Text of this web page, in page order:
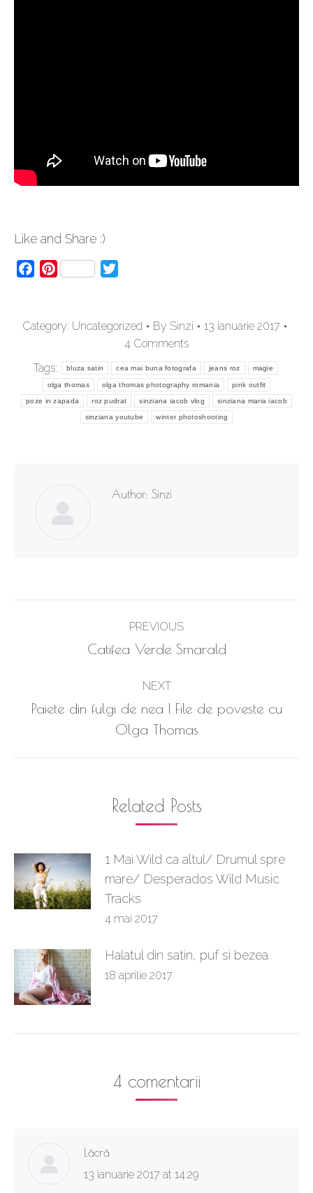
Like and Share :)
FacebookPinterest
Category: Uncategorized By Sinzi
13 ianuarie 2017
4 Comments
Tags:
bluza satin cea mai buna fotografa jeans roz magie
olga thomas olga thomas photography romania pink outfit
poze in zapada roz pudrat sinziana iacob vlog sinziana maria iacob
sinziana youtube winter photoshooting
Author: Sinzi
navigation
PREVIOUS
Previous
Catifea Verde Smarald
NEXT
Next
post:
Paiete din fulgi de nea | File de poveste cu
Olga Thomas
Related Posts
1 Mai Wild ca altul/ Drumul spre
mare/ Desperados Wild Music
Tracks
4 mai 2017
Halatul din satin, puf si bezea
18 aprilie 2017
4 comentarii
Lăcră
says:
13 ianuarie 2017 at 14:29